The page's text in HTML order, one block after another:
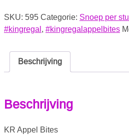
SKU: 595 Categorie: Snoep per
#kingregal , #kingregalappelbites
Beschrijving
Beschrijving
KR Appel Bites